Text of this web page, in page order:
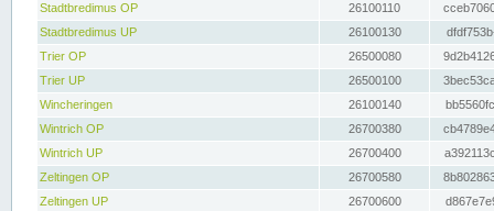
Stadtbredimus OP
26100110
Stadtbredimus UP
26100130
Trier OP
26500080
Trier UP
26500100
Wincheringen
26100140
Wintrich OP
26700380
Wintrich UP
26700400
Zeltingen OP
26700580
Zeltingen UP
26700600